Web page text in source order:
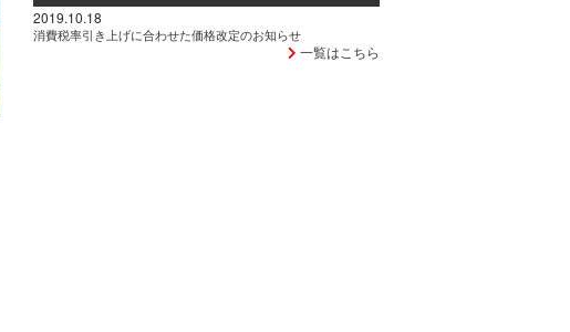
2019.10.18
消費税率引き上げに合わせた価格改定のお知らせ
一覧はこちら